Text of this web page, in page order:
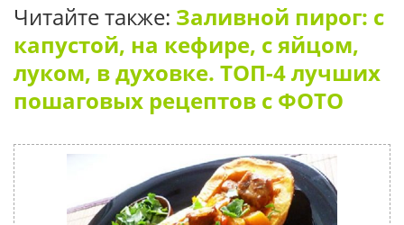
Читайте также: Заливной пирог: с
капустой, на кефире, с яйцом,
луком, в духовке. ТОП-4 лучших
пошаговых рецептов с ФОТО